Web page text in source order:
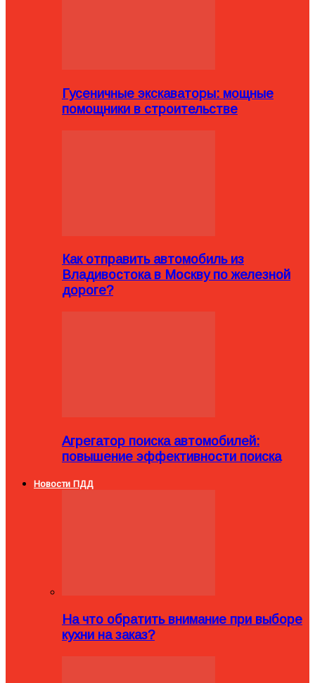
Гусеничные экскаваторы: мощные
помощники в строительстве
Как отправить автомобиль из
Владивостока в Москву по железной
дороге?
Агрегатор поиска автомобилей:
повышение эффективности поиска
Новости ПДД
На что обратить внимание при выборе
кухни на заказ?